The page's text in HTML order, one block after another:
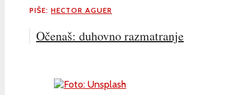
PIŠE: HECTOR AGUER
Očenaš: duhovno razmatranje